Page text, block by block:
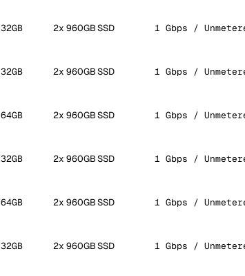
32GB 2x 960GB SSD 1 Gbps /
32GB 2x 960GB SSD 1 Gbps /
64GB 2x 960GB SSD 1 Gbps /
32GB 2x 960GB SSD 1 Gbps /
64GB 2x 960GB SSD 1 Gbps /
32GB 2x 960GB SSD 1 Gbps /